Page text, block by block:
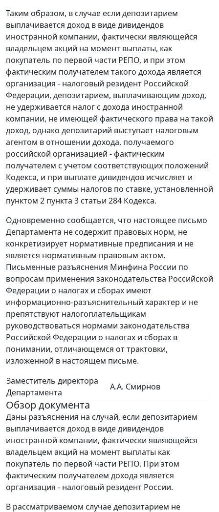
Таким образом, в случае если депозитарием
выплачивается доход в виде дивидендов
иностранной компании, фактически являющейся
владельцем акций на момент выплаты, как
покупатель по первой части РЕПО, и при этом
фактическим получателем такого дохода является
организация - налоговый резидент Российской
Федерации, депозитарием, выплачивающим доход,
не удерживается налог с дохода иностранной
компании, не имеющей фактического права на такой
доход, однако депозитарий выступает налоговым
агентом в отношении дохода, получаемого
российской организацией - фактическим
получателем с учетом соответствующих положений
Кодекса, и при выплате дивидендов исчисляет и
удерживает суммы налогов по ставке, установленной
пунктом 2 пункта 3 статьи 284 Кодекса.
Одновременно сообщается, что настоящее письмо
Департамента не содержит правовых норм, не
конкретизирует нормативные предписания и не
является нормативным правовым актом.
Письменные разъяснения Минфина России по
вопросам применения законодательства Российской
Федерации о налогах и сборах имеют
информационно-разъяснительный характер и не
препятствуют налогоплательщикам
руководствоваться нормами законодательства
Российской Федерации о налогах и сборах в
понимании, отличающемся от трактовки,
изложенной в настоящем письме.
Заместитель директора
Департамента
А.А. Смирнов
Обзор документа
Даны разъяснения на случай, если депозитарием
выплачивается доход в виде дивидендов
иностранной компании, фактически являющейся
владельцем акций на момент выплаты как
покупатель по первой части РЕПО. При этом
фактическим получателем дохода является
организация - налоговый резидент России.
В рассматриваемом случае депозитарием не